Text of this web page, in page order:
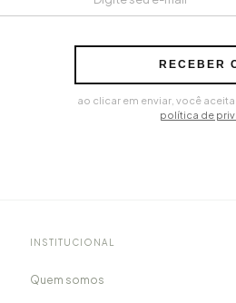
RECEBER
ao clicar em enviar, você
política de
INSTITUCIONAL
Quem somos